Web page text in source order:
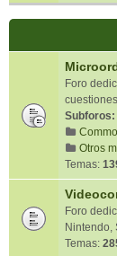
Foro
Subforos:
Otros
Temas:
Foro
Nintendo,
Temas: